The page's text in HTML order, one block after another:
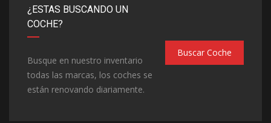
¿ESTAS BUSCANDO UN
COCHE?
Busque en nuestro inventario
todas las marcas, los coches se
están renovando diariamente.
Buscar Coche